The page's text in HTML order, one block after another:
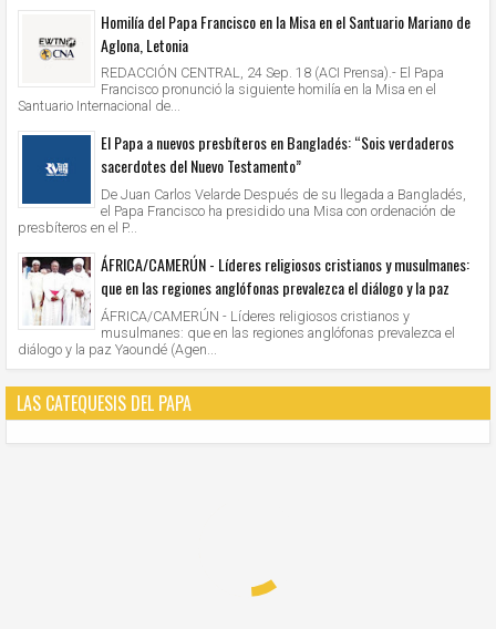
Homilía del Papa Francisco en la Misa en el Santuario Mariano de
Aglona, Letonia
REDACCIÓN CENTRAL, 24 Sep. 18 (ACI Prensa).- El Papa
Francisco pronunció la siguiente homilía en la Misa en el
Santuario Internacional de...
El Papa a nuevos presbíteros en Bangladés: “Sois verdaderos
sacerdotes del Nuevo Testamento”
De Juan Carlos Velarde Después de su llegada a Bangladés,
el Papa Francisco ha presidido una Misa con ordenación de
presbíteros en el P...
ÁFRICA/CAMERÚN - Líderes religiosos cristianos y musulmanes:
que en las regiones anglófonas prevalezca el diálogo y la paz
ÁFRICA/CAMERÚN - Líderes religiosos cristianos y
musulmanes: que en las regiones anglófonas prevalezca el
diálogo y la paz Yaoundé (Agen...
LAS CATEQUESIS DEL PAPA